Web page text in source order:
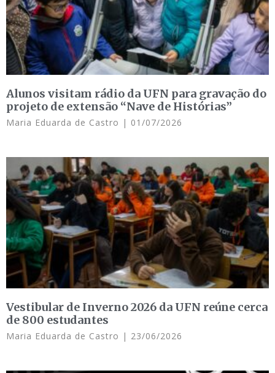
Alunos visitam rádio da UFN para gravação do
projeto de extensão “Nave de Histórias”
Maria Eduarda de Castro 01/07/2026
Vestibular de Inverno 2026 da UFN reúne cerca
de 800 estudantes
Maria Eduarda de Castro 23/06/2026